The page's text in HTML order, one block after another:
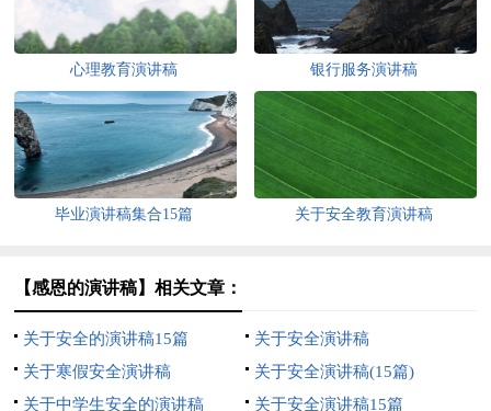
心理教育演讲稿 银行服务演讲稿
毕业演讲稿集合15篇 关于安全教育演讲稿
【感恩的演讲稿】相关文章：
关于安全的演讲稿15篇
关于安全演讲稿
关于寒假安全演讲稿
关于安全演讲稿(15篇)
关于中学生安全的演讲稿
关于安全演讲稿15篇